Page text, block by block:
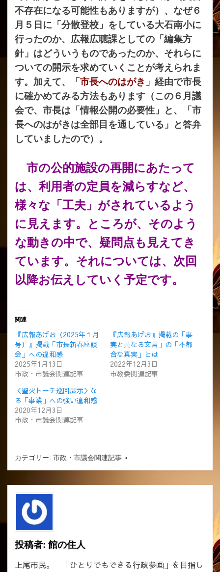
不存在になる可能性もありますが）、なぜ６
月５日に「分散登校」をしている大石南小に
行ったのか、広報広聴課としての「編集方
針」はどういうものであったのか、それらに
ついての開示を求めていくことが考えられま
す。加えて、「 市長へのはがき 」経由で市長
に確かめてみる方法もあります（この６月議
会で、市長は「情報公開の必要性」と、「市
長へのはがきは全部目を通している」と答弁
していましたので）。
市の公的施設の再開にあたって
は、利用者の定員を減らすなど、
様々な「工夫」がされているよう
に見えます。ところが、そのよう
な動きの中で、疑問点も見えてき
ています。それについては、次回
以降お伝えしていく予定です。
関連
『広報あげお（2025年１月
号）』掲載「市長新春座談
会」への違和感
2025年1月13日
市政・市議会関連記事
『広報あげお』掲載の「事
実と異なる文言」の「不都
合な真実」とは
2022年12月3日
市教委関連記事
＜聖火トーチ巡回展示＞な
る「事業」への強い違和感
2020年12月3日
市政・市議会関連記事
カテゴリー: 市政・市議会関連記事
投稿者: 館の住人
上尾市民。 「ひとりでもできる行政参画」を目指し